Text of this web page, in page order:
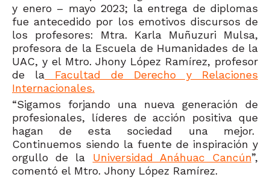
y enero – mayo 2023; la entrega de diplomas
fue antecedido por los emotivos discursos de
los profesores: Mtra. Karla Muñuzuri Mulsa,
profesora de la Escuela de Humanidades de la
UAC, y el Mtro. Jhony López Ramírez, profesor
de la Facultad de Derecho y Relaciones
Internacionales.
“Sigamos forjando una nueva generación de
profesionales, líderes de acción positiva que
hagan de esta sociedad una mejor.
Continuemos siendo la fuente de inspiración y
orgullo de la Universidad Anáhuac Cancún”,
comentó el Mtro. Jhony López Ramírez.